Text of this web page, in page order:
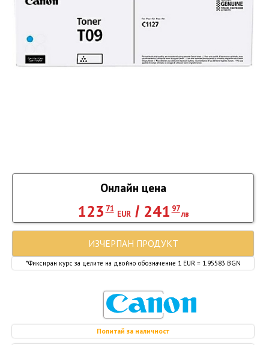
Попитай за наличност
Онлайн цена
123 71
EUR/ 241 97
лв
*Фиксиран курс за целите на двойно обозначение 1 EUR = 1.95583 BGN
ИЗЧЕРПАН ПРОДУКТ